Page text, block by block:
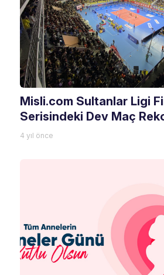
Misli.com Sultanlar Ligi
Serisindeki Dev Maç
4 yıl önce